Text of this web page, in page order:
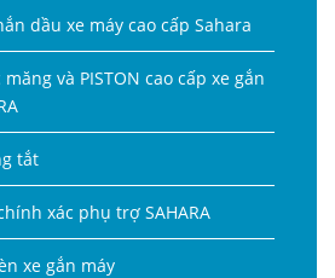
dầu xe máy cao cấp Sahara
măng và PISTON cao cấp xe gắn
tắt
xác phụ trợ SAHARA
xe gắn máy